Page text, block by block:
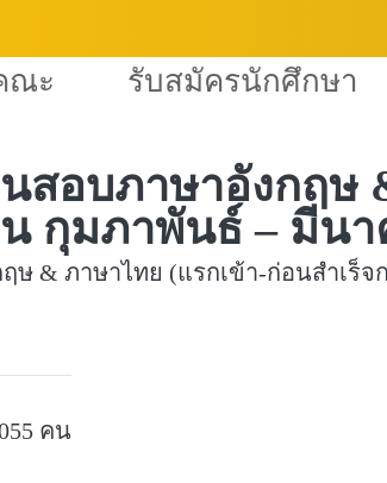
ณะ รับสมัครนักศึกษา
นสอบภาษาอังกฤษ
กุมภาพันธ์ – มีนา
ษ & ภาษาไทย (แรกเข้า-ก่อนสำเร็
คน